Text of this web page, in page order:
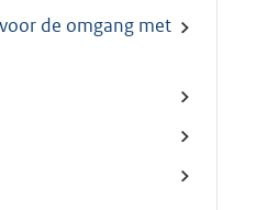
de omgang met